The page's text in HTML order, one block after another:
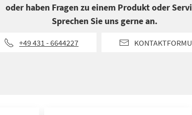
oder haben Fragen zu einem Produkt oder
Sprechen Sie uns gerne an.
+49 431 - 6644227